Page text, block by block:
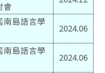
會
南島語言學
2024.06
南島語言學
2024.06